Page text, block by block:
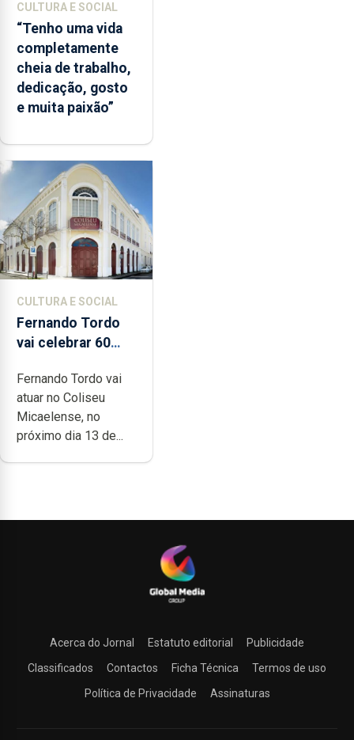
CULTURA E SOCIAL
“Tenho uma vida
completamente
cheia de trabalho,
dedicação, gosto
e muita paixão”
CULTURA E SOCIAL
Fernando Tordo
vai celebrar 60
no Coliseu
Micaelense
Fernando Tordo vai
atuar no Coliseu
Micaelense, no
próximo dia 13 de...
Acerca do Jornal Estatuto editorial
Publicidade
Classificados
Contactos Ficha Técnica
Termos de uso
Política de Privacidade
Assinaturas